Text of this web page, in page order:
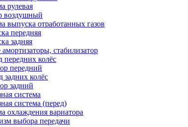
рулевая
воздушный
выпуска отработанных газов
передняя
задняя
амортизаторы, стабилизатор
передних колёс
передний
задних колёс
задний
система
система (перед)
охлаждения вариатора
выбора передачи